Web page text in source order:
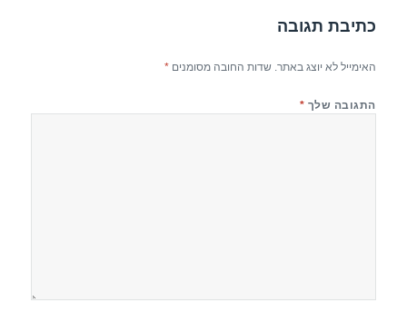
k
כתיבת תגובה
האימייל לא יוצג באתר. שדות החובה מסומנים*
התגובה שלך *